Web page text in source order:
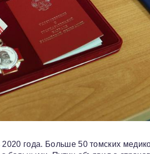
года. Больше 50 томских